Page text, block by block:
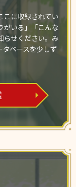
こに収録されてい
がいる」「こんな
らせください。み
ベースを少しず